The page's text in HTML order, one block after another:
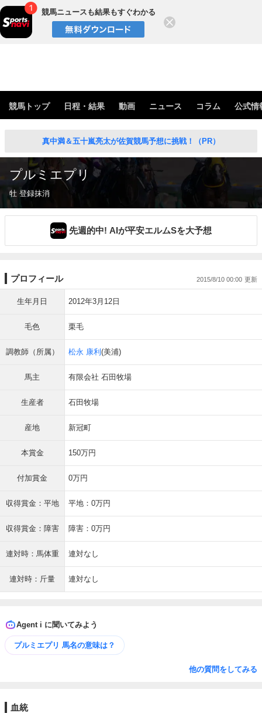
競馬ニュースも結果もすぐわかる
競馬トップ 日程・結果 動画 ニュース コラム 公式情
真中満＆五十嵐亮太が佐賀競馬予想に挑戦！（PR）
プルミエプリ
牡 登録抹消
先週的中! AIが平安エルムSを大予想
プロフィール 2015/8/10 00:00
生年月日 2012年3月12日
毛色 栗毛
調教師（所属） 松永 康利 (美浦)
馬主 有限会社 石田牧場
生産者 石田牧場
産地 新冠町
本賞金 150万円
付加賞金 0万円
収得賞金：平地 平地：0万円
収得賞金：障害 障害：0万円
連対時：馬体重 連対なし
連対時：斤量 連対なし
Agent i に聞いてみよう
プルミエプリ 馬名の意味は？
他の質問をしてみる
血統